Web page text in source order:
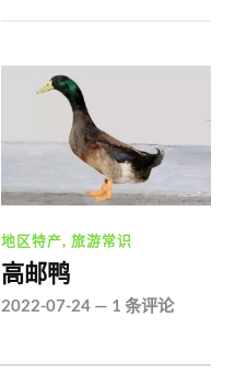
地区特产,旅游常识
高邮鸭
2022-07-24 — 1 条评论